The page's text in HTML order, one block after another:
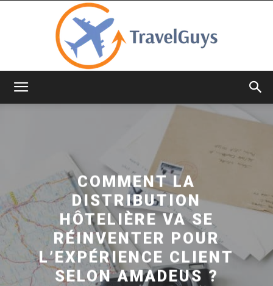
COMMENT LA
DISTRIBUTION
HÔTELIÈRE VA SE
RÉINVENTER POUR
L’EXPÉRIENCE CLIENT
SELON AMADEUS ?